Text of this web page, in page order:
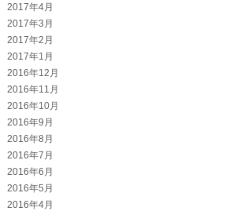
2017年4月
2017年3月
2017年2月
2017年1月
2016年12月
2016年11月
2016年10月
2016年9月
2016年8月
2016年7月
2016年6月
2016年5月
2016年4月